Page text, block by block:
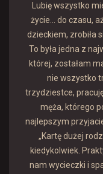
Lubię wszystko
życie… do czasu,
dzieckiem, zrobiła
To była jedna z
której, zostałam
nie wszystko
trzydziestce,
męża, którego
najlepszym
„Kartę dużej
kiedykolwiek.
nam wycieczki i